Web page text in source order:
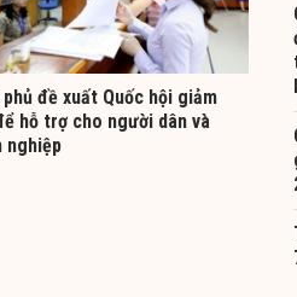
phủ đề xuất Quốc hội giảm
hỗ trợ cho người dân và
nghiệp